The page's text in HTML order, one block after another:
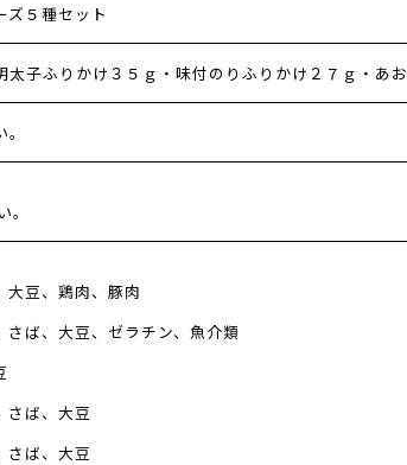
ズ５種セット
太子ふりかけ３５ｇ・味付のりふりかけ２７ｇ・あ
大豆、鶏肉、豚肉
ば、大豆、ゼラチン、魚介類
さば、大豆
さば、大豆